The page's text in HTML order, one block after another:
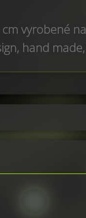
vyrobené na
hand made,